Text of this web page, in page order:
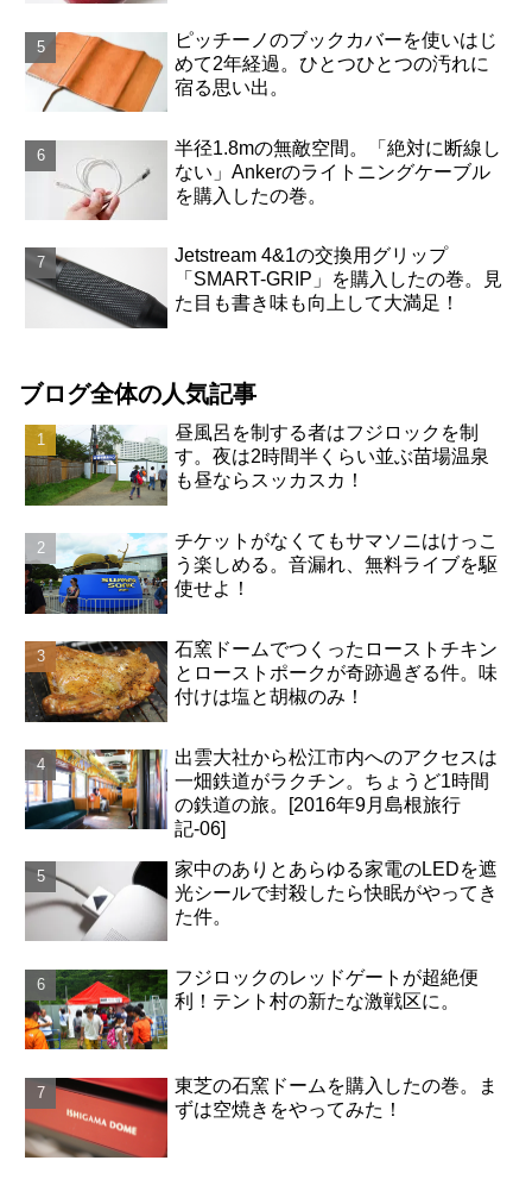
ピッチーノのブックカバーを使いはじ
めて2年経過。ひとつひとつの汚れに
宿る思い出。
半径1.8mの無敵空間。「絶対に断線し
ない」Ankerのライトニングケーブル
を購入したの巻。
Jetstream 4&1の交換用グリップ
「SMART-GRIP」を購入したの巻。見
た目も書き味も向上して大満足！
ブログ全体の人気記事
昼風呂を制する者はフジロックを制
す。夜は2時間半くらい並ぶ苗場温泉
も昼ならスッカスカ！
チケットがなくてもサマソニはけっこ
う楽しめる。音漏れ、無料ライブを駆
使せよ！
石窯ドームでつくったローストチキン
とローストポークが奇跡過ぎる件。味
付けは塩と胡椒のみ！
出雲大社から松江市内へのアクセスは
一畑鉄道がラクチン。ちょうど1時間
の鉄道の旅。[2016年9月島根旅行
記-06]
家中のありとあらゆる家電のLEDを遮
光シールで封殺したら快眠がやってき
た件。
フジロックのレッドゲートが超絶便
利！テント村の新たな激戦区に。
東芝の石窯ドームを購入したの巻。ま
ずは空焼きをやってみた！